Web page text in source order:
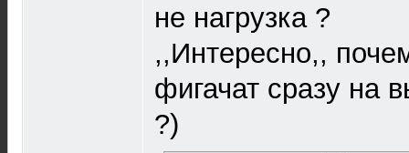
не нагрузка ?
,,Интересно,,
фигачат сразу на
?)